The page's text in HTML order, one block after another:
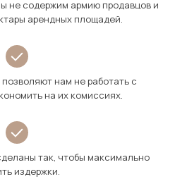
не содержим армию продавцов и
арендных площадей.
нам не работать с
на их комиссиях.
так, чтобы максимально
издержки.